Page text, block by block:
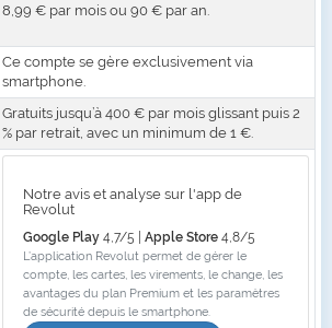
8,99 € par mois ou 90 € par an.
Ce compte se gère exclusivement via
smartphone.
Gratuits jusqu’à 400 € par mois glissant puis 2
% par retrait, avec un minimum de 1 €.
Notre avis et analyse sur l'app de
Revolut
Google Play4,7/5 | Apple Store4,8/5
L’application Revolut permet de gérer le
compte, les cartes, les virements, le change, les
avantages du plan Premium et les paramètres
de sécurité depuis le smartphone.